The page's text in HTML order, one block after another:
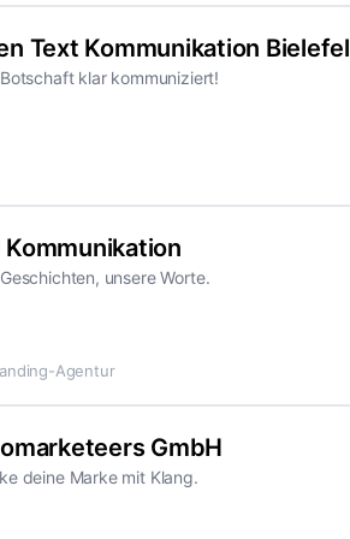
Text Kommunikation
klar kommuniziert!
Kommunikation
unsere Worte.
Agentur
GmbH
deine Marke mit Klang.